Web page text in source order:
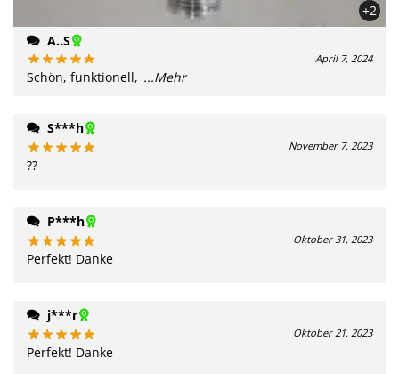
+2
A..S
April 7, 2024
Schön, funktionell, ...Mehr
S***h
November 7, 2023
??
P***h
Oktober 31, 2023
Perfekt! Danke
j***r
Oktober 21, 2023
Perfekt! Danke